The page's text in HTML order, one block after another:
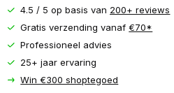
4.5 / 5 op basis van 200+ reviews
Gratis verzending vanaf€70*
Professioneel advies
25+ jaar ervaring
Win €300 shoptegoed